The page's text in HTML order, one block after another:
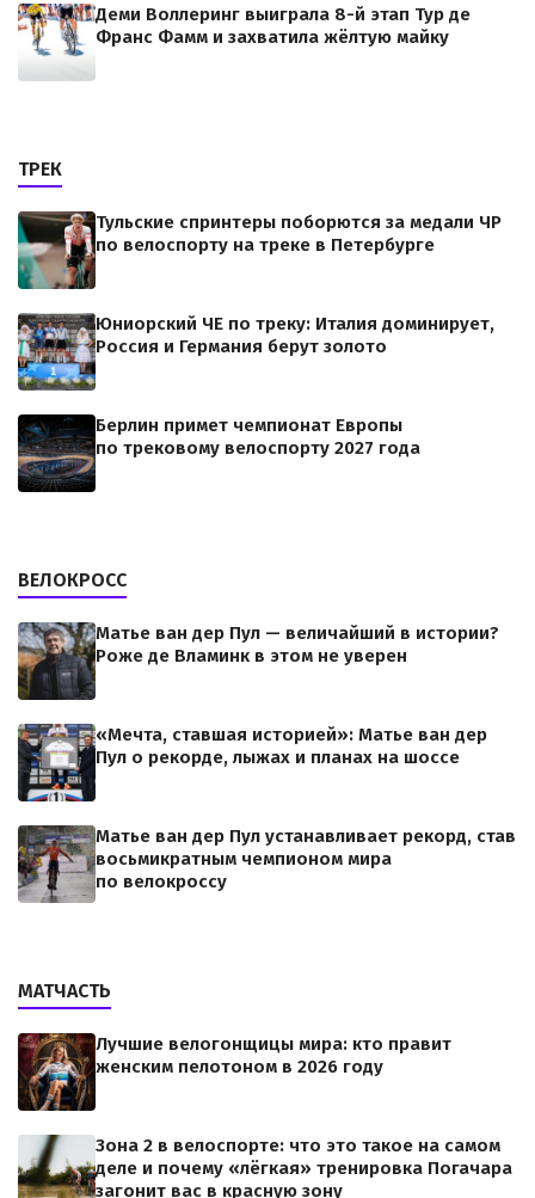
Деми Воллеринг выиграла 8-й этап Тур де
Франс Фамм и захватила жёлтую майку
ТРЕК
Тульские спринтеры поборются за медали ЧР
по велоспорту на треке в Петербурге
Юниорский ЧЕ по треку: Италия доминирует,
Россия и Германия берут золото
Берлин примет чемпионат Европы
по трековому велоспорту 2027 года
ВЕЛОКРОСС
Матье ван дер Пул — величайший в истории?
Роже де Вламинк в этом не уверен
«Мечта, ставшая историей»: Матье ван дер
Пул о рекорде, лыжах и планах на шоссе
Матье ван дер Пул устанавливает рекорд, став
восьмикратным чемпионом мира
по велокроссу
МАТЧАСТЬ
Лучшие велогонщицы мира: кто правит
женским пелотоном в 2026 году
Зона 2 в велоспорте: что это такое на самом
деле и почему «лёгкая» тренировка Погачара
загонит вас в красную зону